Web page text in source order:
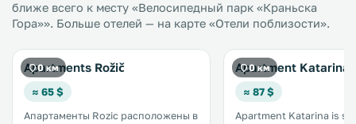
ближе всего к месту «Велосипедный парк «Краньска
Гора»». Больше отелей — на карте «Отели поблизости».
0 км
Apartments Rožič
≈ 65 $
Апартаменты Rozic расположены в
0 км
Apartment Katarina
≈ 87 $
Apartment Katarina is